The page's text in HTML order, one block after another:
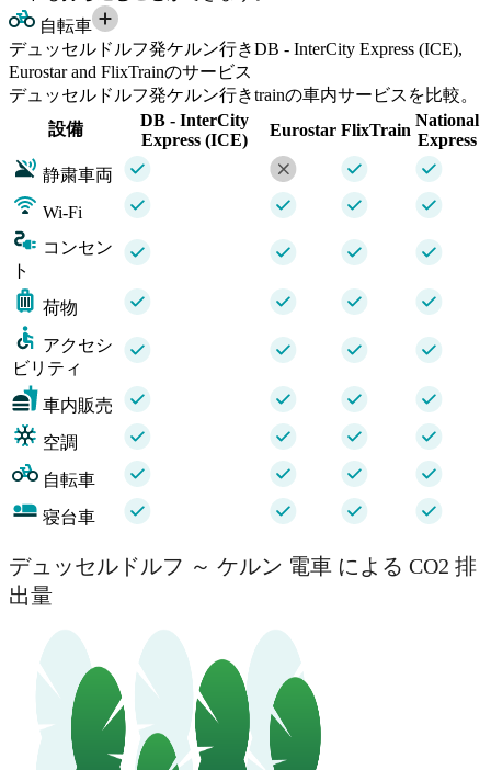
自転車
デュッセルドルフ発ケルン行きDB - InterCity Express (ICE),
Eurostar and FlixTrainのサービス
デュッセルドルフ発ケルン行きtrainの車内サービスを比較。
設備
DB - InterCity
Express (ICE)
Eurostar FlixTrain
National
Express
静粛車両
Wi-Fi
コンセン
ト
荷物
アクセシ
ビリティ
車内販売
空調
自転車
寝台車
デュッセルドルフ ～ ケルン 電車 による CO2 排
出量